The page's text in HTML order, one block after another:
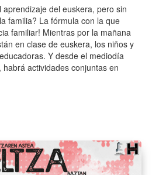
del euskera, pero sin
familia? La fórmula con la que
familiar! Mientras por la mañana
en clase de euskera, los niños y
Y desde el mediodía
actividades conjuntas en